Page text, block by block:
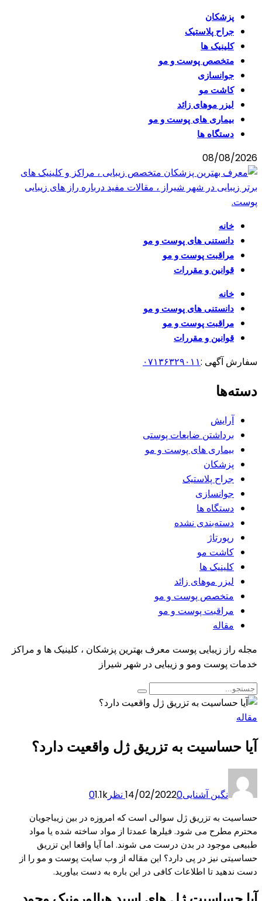
پزشکان
جراح پلاستیک
کلینیک ها
متخصص پوست و مو
جوانسازی
کاشت مو
لیزر موهای زائد
بیماری های پوست و مو
دستگاه ها
08/08/2026
خانه
دانستنی های پوست و مو
مراقبت پوست و مو
قوانین و مقررات
خانه
دانستنی های پوست و مو
مراقبت پوست و مو
قوانین و مقررات
سفارش آگهی :۰۷۱۳۶۳۲۹۰۱۱
دسته‌ها
آرایش
برداشتن ضایعات پوستی
بیماری های پوست و مو
پزشکان
جراح پلاستیک
جوانسازی
دستگاه ها
دسته‌بندی نشده
رپورتاژ
کاشت مو
کلینیک ها
لیزر موهای زائد
متخصص پوست و مو
مراقبت پوست و مو
مقاله
مجله راز زیبایی پوست معرف بهترین پزشکان ، کلینیک ها و مراکز
خدمات پوست ومو و زیبایی در شهر شیراز
مقاله
آیا حساسیت به تزریق ژل واقعیت دارد؟
نگین آشنایی 14/02/20220 نظر 01.1k
حساسیت به تزریق ژل سوالی است که امروزه در بین زیباجویان
محترم مطرح می شود. فیلرها عمدتا از مواد ساخته شده یا مواد
طبیعی موجود در بدن درست می شوند. اما آیا واقعا این تزریق
حساسیتی نیز در پی دارد؟ این مقاله از وب سایت پوست و مو را از
دست ندهید تا اطلاعات کافی در این باره به دست بیاورید.